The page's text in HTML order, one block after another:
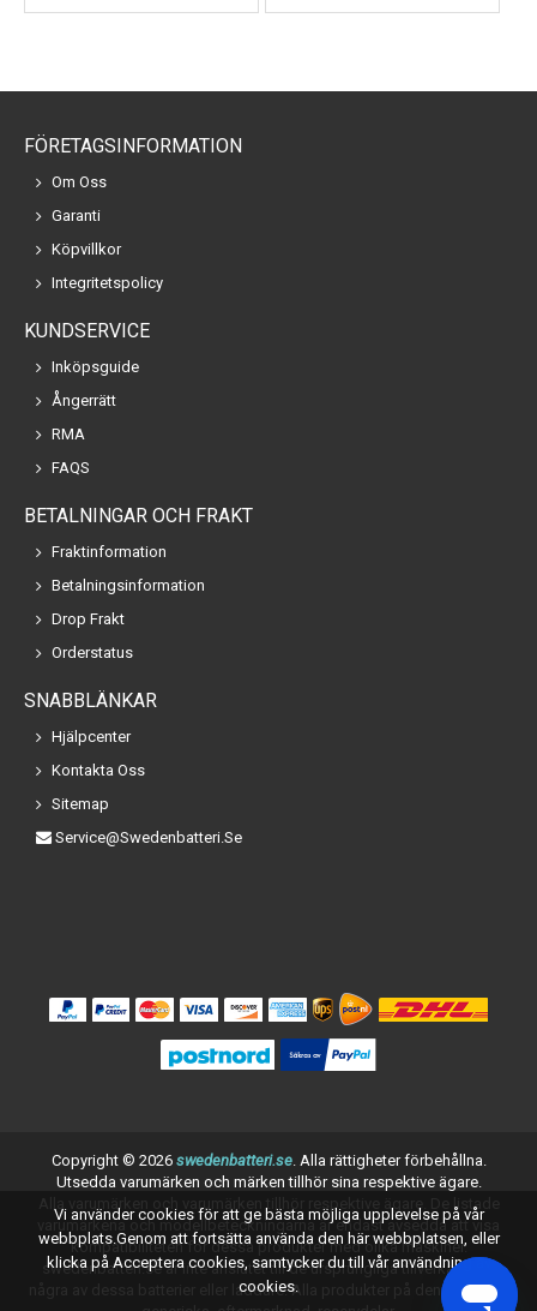
FÖRETAGSINFORMATION
Om Oss
Garanti
Köpvillkor
Integritetspolicy
KUNDSERVICE
Inköpsguide
Ångerrätt
RMA
FAQS
BETALNINGAR OCH FRAKT
Fraktinformation
Betalningsinformation
Drop Frakt
Orderstatus
SNABBLÄNKAR
Hjälpcenter
Kontakta Oss
Sitemap
Service@swedenbatteri.se
Copyright © 2026 swedenbatteri.se. Alla rättigheter förbehållna.
Utsedda varumärken och märken tillhör sina respektive ägare.
Alla varumärken och varumärken tillhör respektive ägare. De listade
varumärkena och modellbeteckningarna är endast avsedda att visa
kompatibiliteten för dessa produkter med olika maskiner.
swedenbatteri.se är inte anslutet till de ursprungliga tillverkarna av
några av dessa batterier eller laddare. Alla produkter på denna sida är
Vi använder cookies för att ge bästa möjliga upplevelse på vår
webbplats.Genom att fortsätta använda den här webbplatsen, eller
klicka på Acceptera cookies, samtycker du till vår användning av
cookies.